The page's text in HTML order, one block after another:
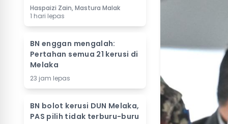
Haspaizi Zain, Mastura Malak
1 hari lepas
BN enggan mengalah:
Pertahan semua 21 kerusi di
Melaka
23 jam lepas
BN bolot kerusi DUN Melaka,
PAS pilih tidak terburu-buru